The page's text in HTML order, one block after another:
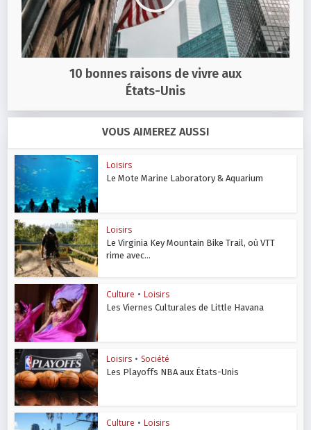
10 bonnes raisons de vivre aux
États-Unis
VOUS AIMEREZ AUSSI
Loisirs
Le Mote Marine Laboratory & Aquarium
Loisirs
Le Virginia Key Mountain Bike Trail, où VTT
rime avec...
Culture • Loisirs
Les Viernes Culturales de Little Havana
Loisirs • Société
Les Playoffs NBA aux États-Unis
Culture • Loisirs